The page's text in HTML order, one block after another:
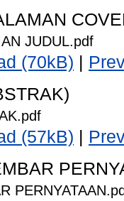
JUDUL.pdf
(70kB)
(57kB)